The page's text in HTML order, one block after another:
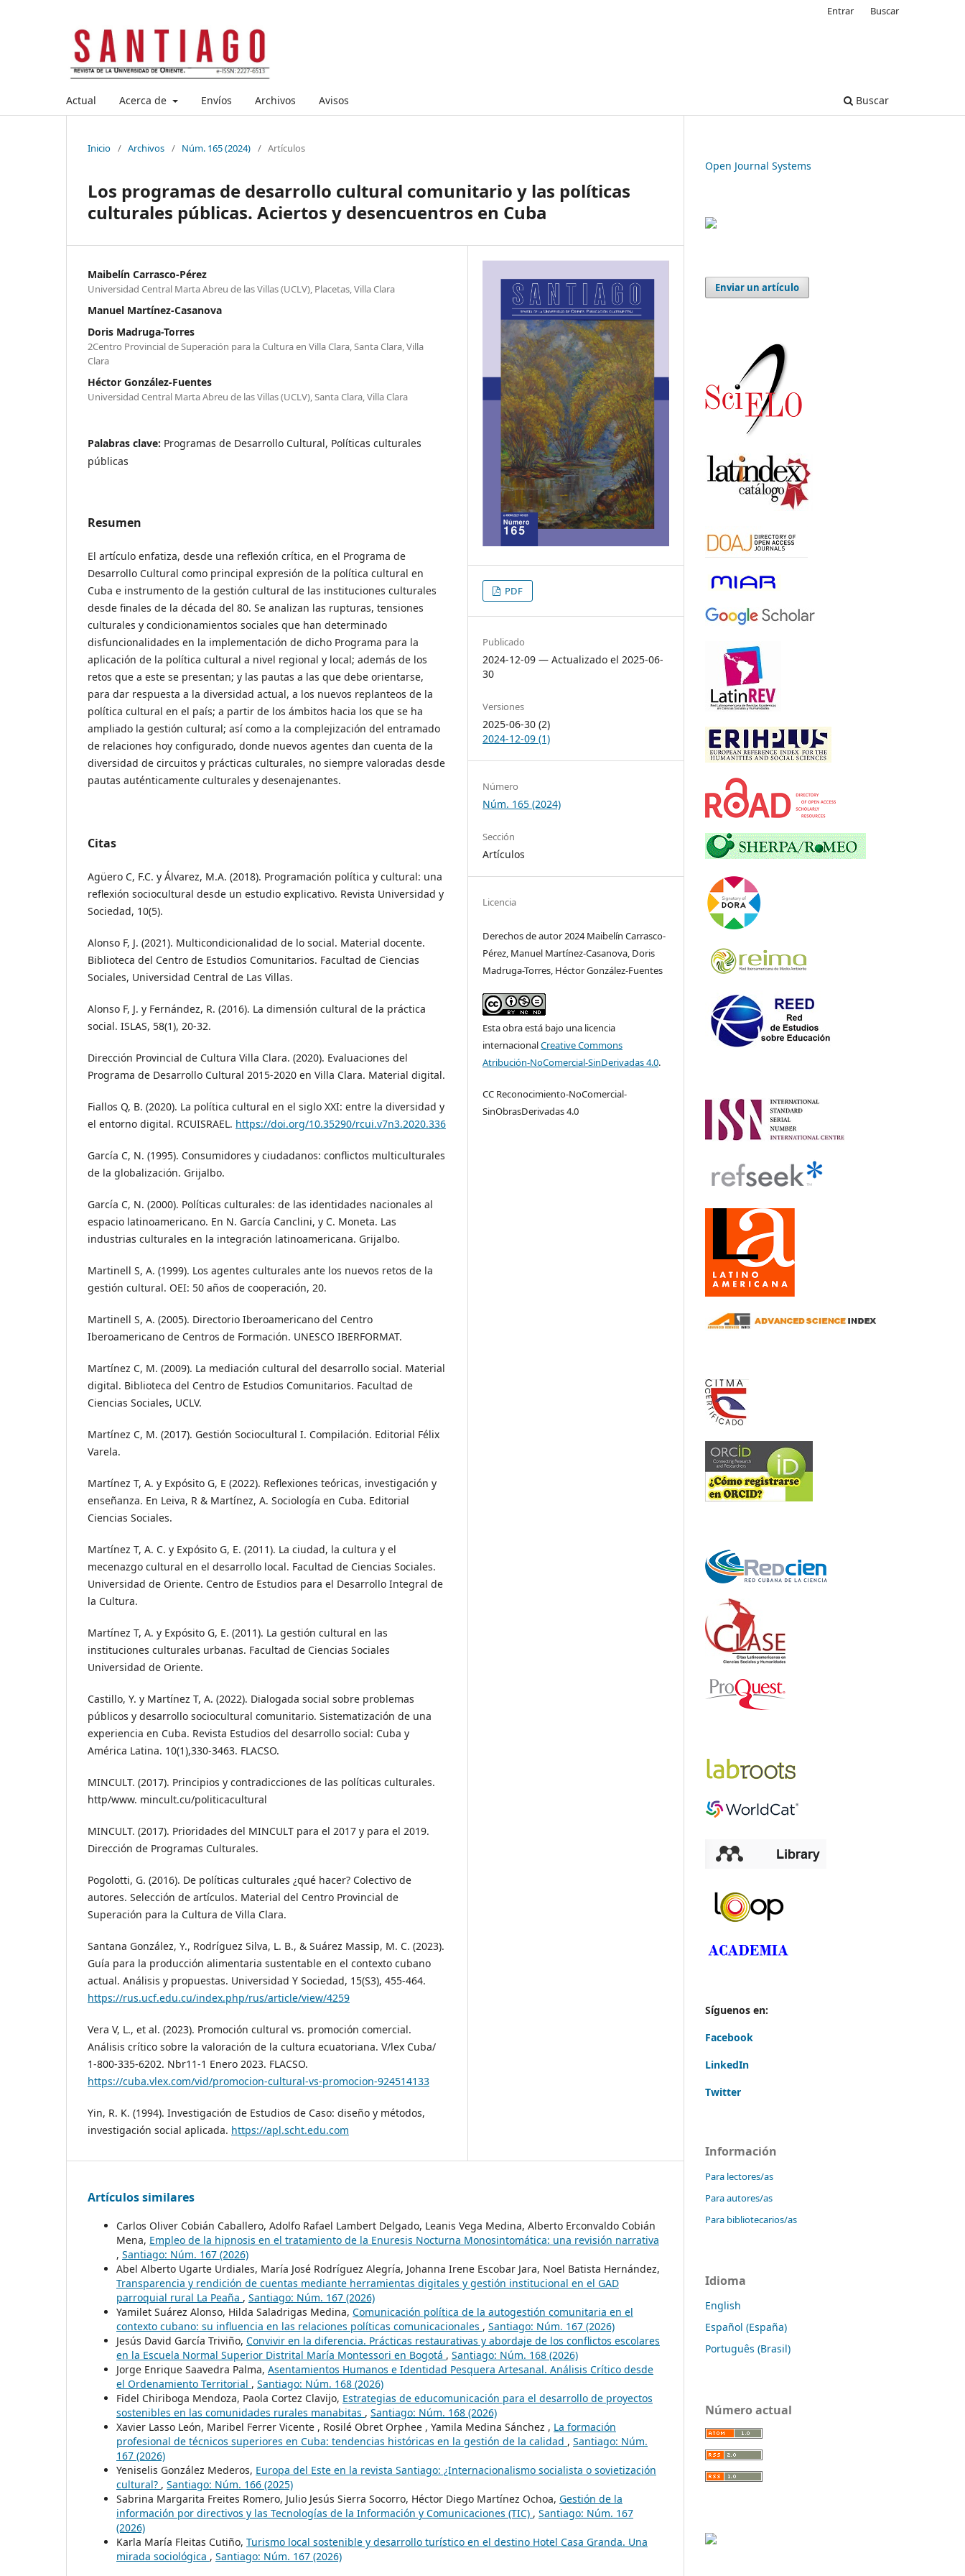
Actual Acerca de Envíos Archivos Avisos Buscar
Entrar Buscar
Inicio / Archivos / Núm. 165 (2024) / Artículos
Los programas de desarrollo cultural comunitario y las políticas
culturales públicas. Aciertos y desencuentros en Cuba
Maibelín Carrasco-Pérez
Universidad Central Marta Abreu de las Villas (UCLV), Placetas, Villa Clara
Manuel Martínez-Casanova
Doris Madruga-Torres
2Centro Provincial de Superación para la Cultura en Villa Clara, Santa Clara, Villa
Clara
Héctor González-Fuentes
Universidad Central Marta Abreu de las Villas (UCLV), Santa Clara, Villa Clara
Palabras clave: Programas de Desarrollo Cultural, Políticas culturales
públicas
Resumen
El artículo enfatiza, desde una reflexión crítica, en el Programa de
Desarrollo Cultural como principal expresión de la política cultural en
Cuba e instrumento de la gestión cultural de las instituciones culturales
desde finales de la década del 80. Se analizan las rupturas, tensiones
culturales y condicionamientos sociales que han determinado
disfuncionalidades en la implementación de dicho Programa para la
aplicación de la política cultural a nivel regional y local; además de los
retos que a este se presentan; y las pautas a las que debe orientarse,
para dar respuesta a la diversidad actual, a los nuevos replanteos de la
política cultural en el país; a partir de los ámbitos hacia los que se ha
ampliado la gestión cultural; así como a la complejización del entramado
de relaciones hoy configurado, donde nuevos agentes dan cuenta de la
diversidad de circuitos y prácticas culturales, no siempre valoradas desde
pautas auténticamente culturales y desenajenantes.
Citas
Agüero C, F.C. y Álvarez, M.A. (2018). Programación política y cultural: una
reflexión sociocultural desde un estudio explicativo. Revista Universidad y
Sociedad, 10(5).
Alonso F, J. (2021). Multicondicionalidad de lo social. Material docente.
Biblioteca del Centro de Estudios Comunitarios. Facultad de Ciencias
Sociales, Universidad Central de Las Villas.
Alonso F, J. y Fernández, R. (2016). La dimensión cultural de la práctica
social. ISLAS, 58(1), 20-32.
Dirección Provincial de Cultura Villa Clara. (2020). Evaluaciones del
Programa de Desarrollo Cultural 2015-2020 en Villa Clara. Material digital.
Fiallos Q, B. (2020). La política cultural en el siglo XXI: entre la diversidad y
el entorno digital. RCUISRAEL. https://doi.org/10.35290/rcui.v7n3.2020.336
García C, N. (1995). Consumidores y ciudadanos: conflictos multiculturales
de la globalización. Grijalbo.
García C, N. (2000). Políticas culturales: de las identidades nacionales al
espacio latinoamericano. En N. García Canclini, y C. Moneta. Las
industrias culturales en la integración latinoamericana. Grijalbo.
Martinell S, A. (1999). Los agentes culturales ante los nuevos retos de la
gestión cultural. OEI: 50 años de cooperación, 20.
Martinell S, A. (2005). Directorio Iberoamericano del Centro
Iberoamericano de Centros de Formación. UNESCO IBERFORMAT.
Martínez C, M. (2009). La mediación cultural del desarrollo social. Material
digital. Biblioteca del Centro de Estudios Comunitarios. Facultad de
Ciencias Sociales, UCLV.
Martínez C, M. (2017). Gestión Sociocultural I. Compilación. Editorial Félix
Varela.
Martínez T, A. y Expósito G, E (2022). Reflexiones teóricas, investigación y
enseñanza. En Leiva, R & Martínez, A. Sociología en Cuba. Editorial
Ciencias Sociales.
Martínez T, A. C. y Expósito G, E. (2011). La ciudad, la cultura y el
mecenazgo cultural en el desarrollo local. Facultad de Ciencias Sociales.
Universidad de Oriente. Centro de Estudios para el Desarrollo Integral de
la Cultura.
Martínez T, A. y Expósito G, E. (2011). La gestión cultural en las
instituciones culturales urbanas. Facultad de Ciencias Sociales
Universidad de Oriente.
Castillo, Y. y Martínez T, A. (2022). Dialogada social sobre problemas
públicos y desarrollo sociocultural comunitario. Sistematización de una
experiencia en Cuba. Revista Estudios del desarrollo social: Cuba y
América Latina. 10(1),330-3463. FLACSO.
MINCULT. (2017). Principios y contradicciones de las políticas culturales.
http/www. mincult.cu/politicacultural
MINCULT. (2017). Prioridades del MINCULT para el 2017 y para el 2019.
Dirección de Programas Culturales.
Pogolotti, G. (2016). De políticas culturales ¿qué hacer? Colectivo de
autores. Selección de artículos. Material del Centro Provincial de
Superación para la Cultura de Villa Clara.
Santana González, Y., Rodríguez Silva, L. B., & Suárez Massip, M. C. (2023).
Guía para la producción alimentaria sustentable en el contexto cubano
actual. Análisis y propuestas. Universidad Y Sociedad, 15(S3), 455-464.
https://rus.ucf.edu.cu/index.php/rus/article/view/4259
Vera V, L., et al. (2023). Promoción cultural vs. promoción comercial.
Análisis crítico sobre la valoración de la cultura ecuatoriana. V/lex Cuba/
1-800-335-6202. Nbr11-1 Enero 2023. FLACSO.
https://cuba.vlex.com/vid/promocion-cultural-vs-promocion-924514133
Yin, R. K. (1994). Investigación de Estudios de Caso: diseño y métodos,
investigación social aplicada. https://apl.scht.edu.com
PDF
Publicado
2024-12-09 — Actualizado el 2025-06-
30
Versiones
2025-06-30 (2)
2024-12-09 (1)
Número
Núm. 165 (2024)
Sección
Artículos
Licencia
Derechos de autor 2024 Maibelín Carrasco-
Pérez, Manuel Martínez-Casanova, Doris
Madruga-Torres, Héctor González-Fuentes
Esta obra está bajo una licencia
internacionalCreative Commons
Atribución-NoComercial-SinDerivadas 4.0.
CC Reconocimiento-NoComercial-
SinObrasDerivadas 4.0
Artículos similares
Carlos Oliver Cobián Caballero, Adolfo Rafael Lambert Delgado, Leanis Vega Medina, Alberto Erconvaldo Cobián
Mena, Empleo de la hipnosis en el tratamiento de la Enuresis Nocturna Monosintomática: una revisión narrativa
, Santiago: Núm. 167 (2026)
Abel Alberto Ugarte Urdiales, María José Rodríguez Alegría, Johanna Irene Escobar Jara, Noel Batista Hernández,
Transparencia y rendición de cuentas mediante herramientas digitales y gestión institucional en el GAD
parroquial rural La Peaña , Santiago: Núm. 167 (2026)
Yamilet Suárez Alonso, Hilda Saladrigas Medina, Comunicación política de la autogestión comunitaria en el
contexto cubano: su influencia en las relaciones políticas comunicacionales , Santiago: Núm. 167 (2026)
Jesús David García Triviño, Convivir en la diferencia. Prácticas restaurativas y abordaje de los conflictos escolares
en la Escuela Normal Superior Distrital María Montessori en Bogotá , Santiago: Núm. 168 (2026)
Jorge Enrique Saavedra Palma, Asentamientos Humanos e Identidad Pesquera Artesanal. Análisis Crítico desde
el Ordenamiento Territorial , Santiago: Núm. 168 (2026)
Fidel Chiriboga Mendoza, Paola Cortez Clavijo, Estrategias de educomunicación para el desarrollo de proyectos
sostenibles en las comunidades rurales manabitas , Santiago: Núm. 168 (2026)
Xavier Lasso León, Maribel Ferrer Vicente , Rosilé Obret Orphee , Yamila Medina Sánchez , La formación
profesional de técnicos superiores en Cuba: tendencias históricas en la gestión de la calidad , Santiago: Núm.
167 (2026)
Yeniselis González Mederos, Europa del Este en la revista Santiago: ¿Internacionalismo socialista o sovietización
cultural? , Santiago: Núm. 166 (2025)
Sabrina Margarita Freites Romero, Julio Jesús Sierra Socorro, Héctor Diego Martínez Ochoa, Gestión de la
información por directivos y las Tecnologías de la Información y Comunicaciones (TIC) , Santiago: Núm. 167
(2026)
Karla María Fleitas Cutiño, Turismo local sostenible y desarrollo turístico en el destino Hotel Casa Granda. Una
mirada sociológica , Santiago: Núm. 167 (2026)
Open Journal Systems
Enviar un artículo
Síguenos en:
Facebook
LinkedIn
Twitter
Información
Para lectores/as
Para autores/as
Para bibliotecarios/as
Idioma
English
Español (España)
Português (Brasil)
Número actual